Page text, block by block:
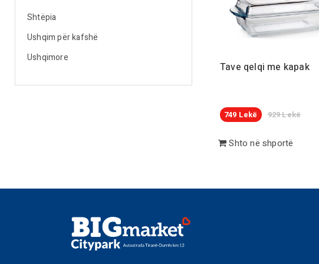
Shtëpia
Ushqim për kafshë
Ushqimore
Tave qelqi me kapak
929Lekë
749 Lekë
Shto në shportë